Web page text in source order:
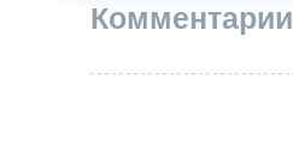
Комментарии